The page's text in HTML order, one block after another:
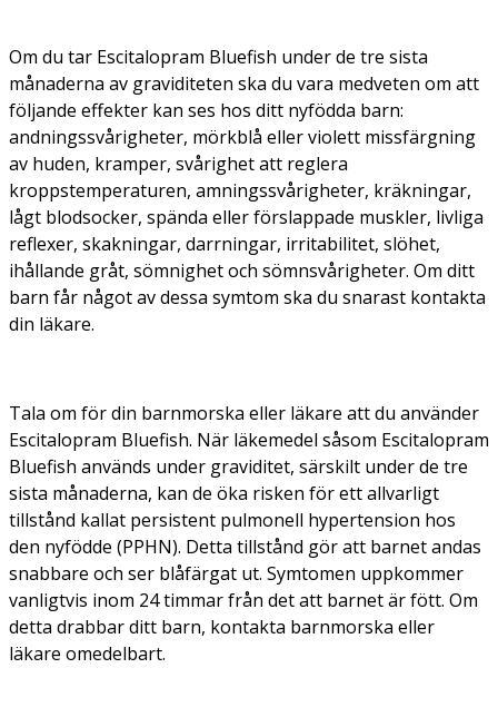
Om du tar Escitalopram Bluefish under de tre sista
månaderna av graviditeten ska du vara medveten om att
följande effekter kan ses hos ditt nyfödda barn:
andningssvårigheter, mörkblå eller violett missfärgning
av huden, kramper, svårighet att reglera
kroppstemperaturen, amningssvårigheter, kräkningar,
lågt blodsocker, spända eller förslappade muskler, livliga
reflexer, skakningar, darrningar, irritabilitet, slöhet,
ihållande gråt, sömnighet och sömnsvårigheter. Om ditt
barn får något av dessa symtom ska du snarast kontakta
din läkare.
Tala om för din barnmorska eller läkare att du använder
Escitalopram Bluefish. När läkemedel såsom Escitalopram
Bluefish används under graviditet, särskilt under de tre
sista månaderna, kan de öka risken för ett allvarligt
tillstånd kallat persistent pulmonell hypertension hos
den nyfödde (PPHN). Detta tillstånd gör att barnet andas
snabbare och ser blåfärgat ut. Symtomen uppkommer
vanligtvis inom 24 timmar från det att barnet är fött. Om
detta drabbar ditt barn, kontakta barnmorska eller
läkare omedelbart.